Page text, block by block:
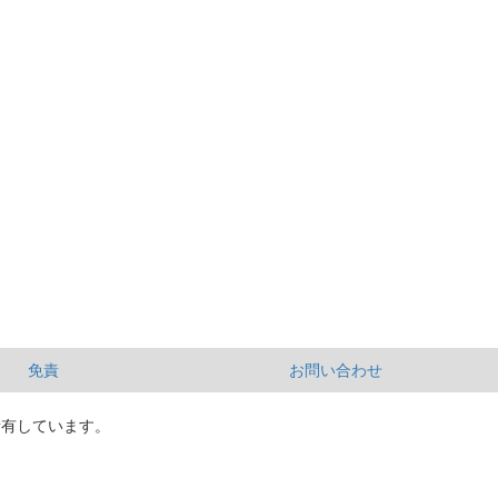
免責 お問い合わせ
しています。